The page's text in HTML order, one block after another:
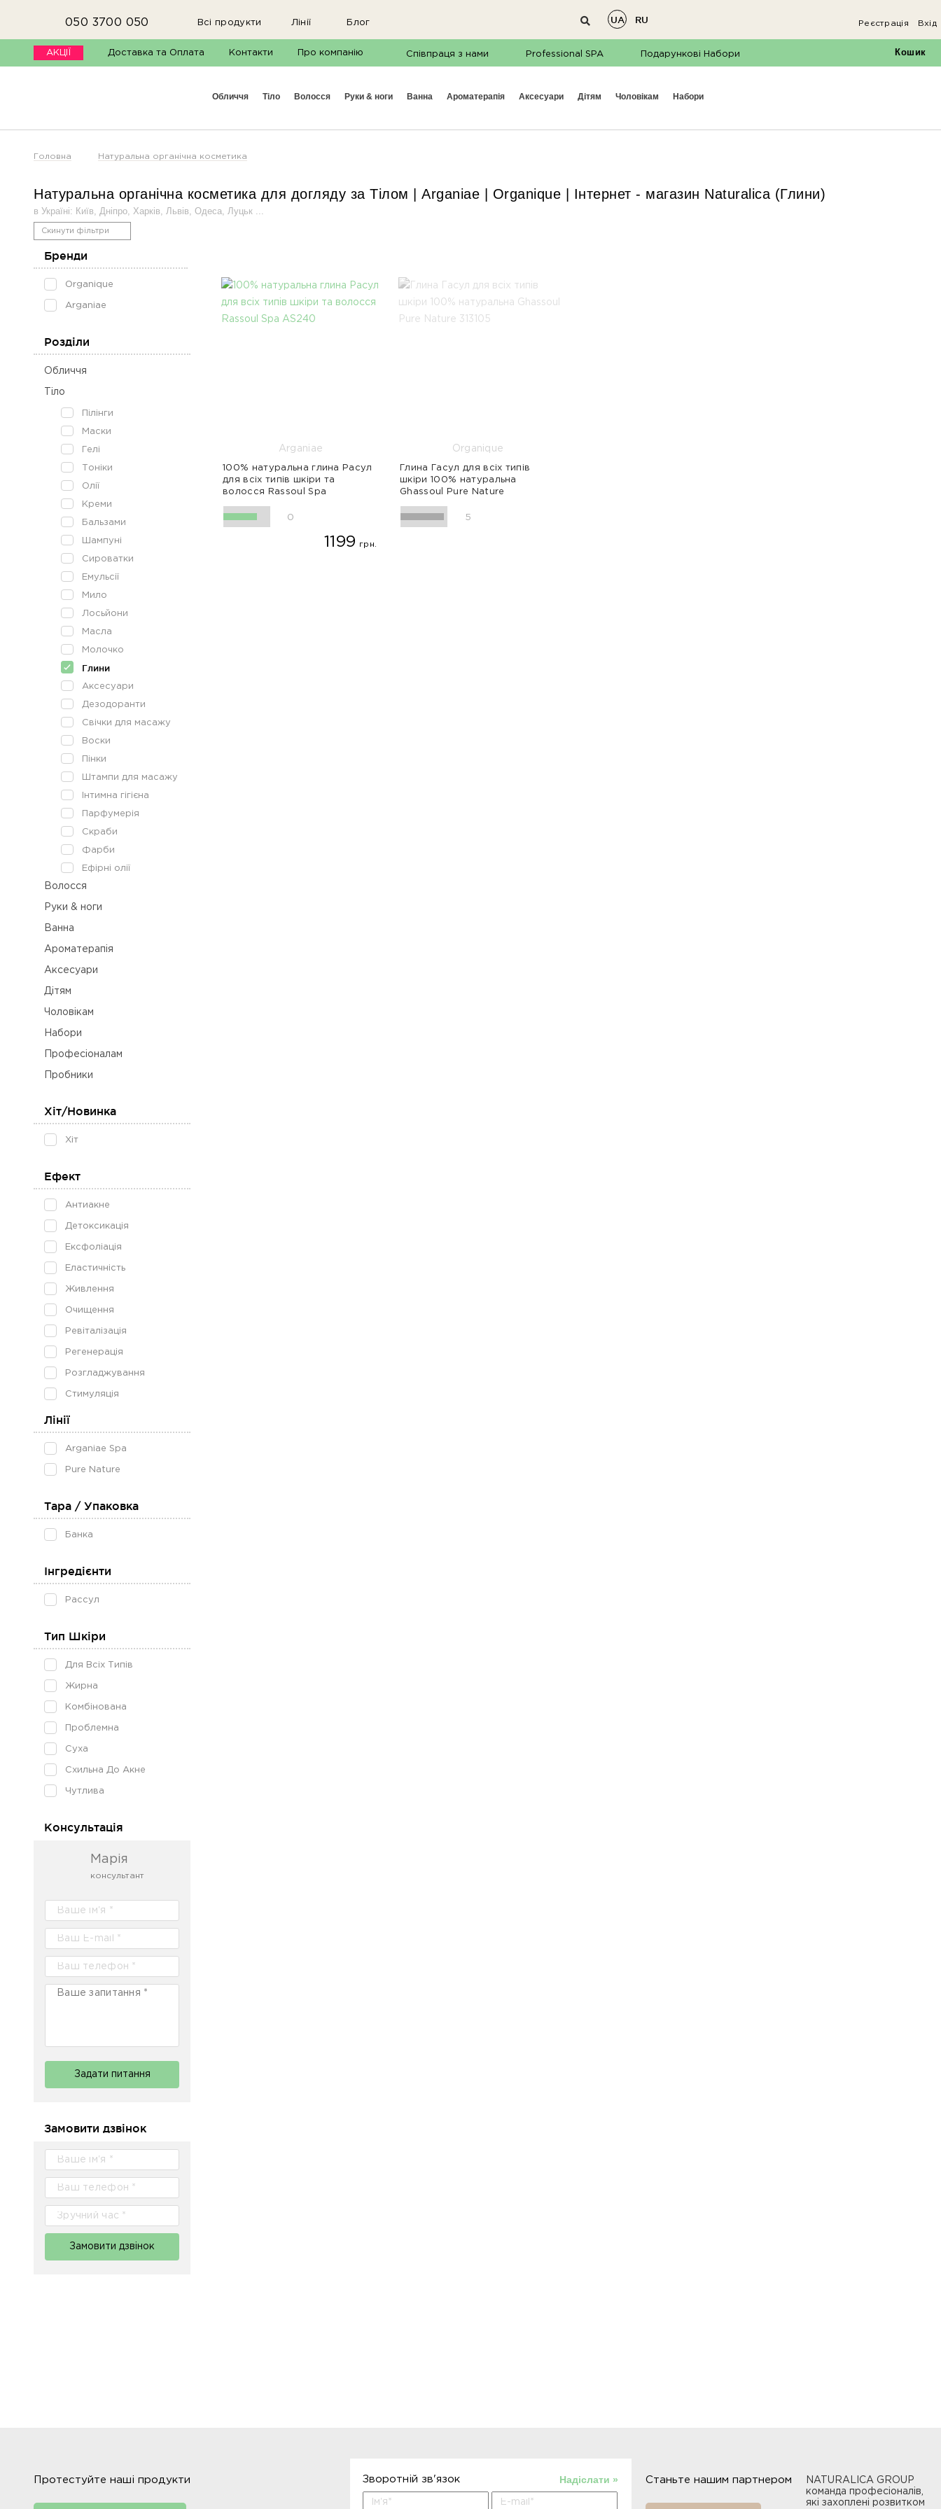
050 3700 050 Всі продукти Лінії Блог RU
UA Реєстрація Вхід
АКЦІЇ Доставка та Оплата Контакти Про компанію Співпраця з нами Professional SPA Подарункові Набори Кошик
обличчя тіло волосся руки & ноги ванна ароматерапія аксесуари дітям чоловікам набори
Головна Натуральна органічна косметика
Натуральна органічна косметика для догляду за Тілом | Arganiae | Organique | Інтернет - магазин Naturalica (Глини)
в Україні: Київ, Дніпро, Харків, Львів, Одеса, Луцьк ...
Скинути фільтри
Розділи
Обличчя
Тіло
Пілінги
Маски
Гелі
Тоніки
Олії
Креми
Бальзами
Шампуні
Сироватки
Емульсії
Мило
Лосьйони
Масла
Молочко
Глини
Аксесуари
Дезодоранти
Свічки для масажу
Воски
Пінки
Штампи для масажу
Інтимна гігієна
Парфумерія
Скраби
Фарби
Ефірні олії
Волосся
Руки & ноги
Ванна
Ароматерапія
Аксесуари
Дітям
Чоловікам
Набори
Професіоналам
Пробники
Бренди
Organique
Arganiae
Хіт/Новинка
Хіт
Ефект
Антиакне
Детоксикація
Ексфоліація
Еластичність
Живлення
Очищення
Ревіталізація
Регенерація
Розгладжування
Стимуляція
Лінії
Arganiae Spa
Pure Nature
Тара / Упаковка
Банка
Інгредієнти
Рассул
Тип Шкіри
Для Всіх Типів
Жирна
Комбінована
Проблемна
Суха
Схильна До Акне
Чутлива
Консультація
Марія
консультант
Задати питання
Замовити дзвінок
Замовити дзвінок
Arganiae
100% натуральна глина Расул
для всіх типів шкіри та
волосся Rassoul Spa
0
1199 грн.
Organique
Глина Гасул для всіх типів
шкіри 100% натуральна
Ghassoul Pure Nature
5
Протестуйте наші продукти Зворотній зв'язок Надіслати » Станьте нашим партнером
NATURALICA GROUP
команда професіоналів,
які захоплені розвитком
Ми в соцмережах
Завітайте до нас у
@naturalica.professional